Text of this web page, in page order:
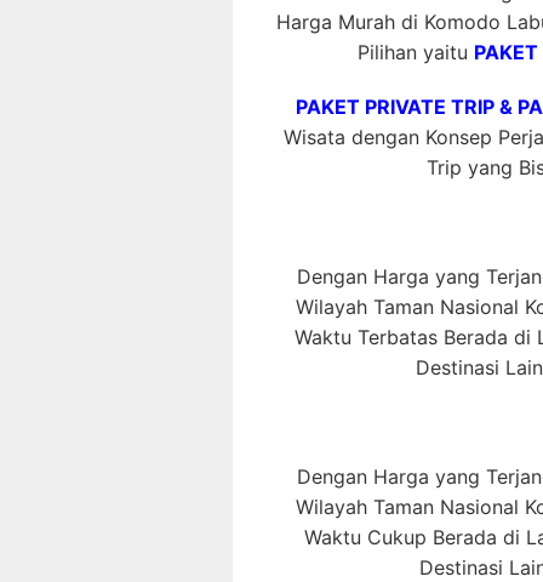
Harga Murah di Komodo
Pilihan yaitu PAKET
PAKET PRIVATE TRIP &
Wisata dengan Konsep
Trip yang
Dengan Harga yang
Wilayah Taman Nasional
Waktu Terbatas Berada di
Destinasi
Dengan Harga yang
Wilayah Taman Nasional
Waktu Cukup Berada di
Destinasi